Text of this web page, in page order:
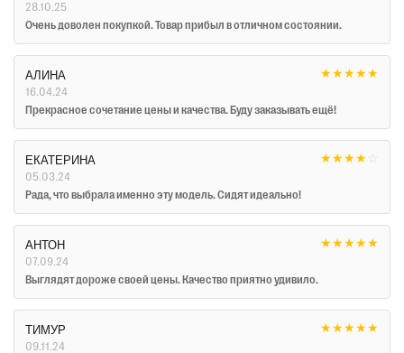
28.10.25
Очень доволен покупкой. Товар прибыл в отличном состоянии.
АЛИНА
16.04.24
★★★★★
Прекрасное сочетание цены и качества. Буду заказывать ещё!
ЕКАТЕРИНА
05.03.24
★★★★
Рада, что выбрала именно эту модель. Сидят идеально!
АНТОН
07.09.24
★★★★★
Выглядят дороже своей цены. Качество приятно удивило.
ТИМУР
09.11.24
★★★★★